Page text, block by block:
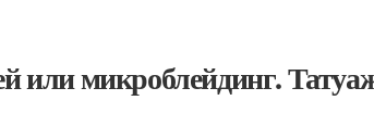
или микроблейдинг.